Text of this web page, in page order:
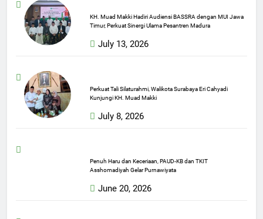
KH. Muad Makki Hadiri Audiensi BASSRA dengan MUI Jawa
Timur, Perkuat Sinergi Ulama Pesantren Madura
July 13, 2026
Perkuat Tali Silaturahmi, Walikota Surabaya Eri Cahyadi
Kunjungi KH. Muad Makki
July 8, 2026
Penuh Haru dan Keceriaan, PAUD-KB dan TKIT
Asshomadiyah Gelar Purnawiyata
June 20, 2026